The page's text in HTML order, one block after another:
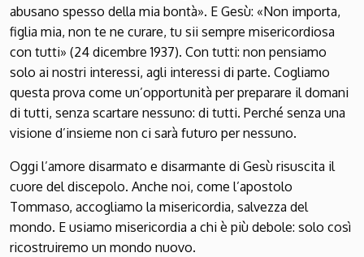
abusano spesso della mia bontà». E Gesù: «Non importa,
figlia mia, non te ne curare, tu sii sempre misericordiosa
con tutti» (24 dicembre 1937). Con tutti: non pensiamo
solo ai nostri interessi, agli interessi di parte. Cogliamo
questa prova come un’opportunità per preparare il domani
di tutti, senza scartare nessuno: di tutti. Perché senza una
visione d’insieme non ci sarà futuro per nessuno.
Oggi l’amore disarmato e disarmante di Gesù risuscita il
cuore del discepolo. Anche noi, come l’apostolo
Tommaso, accogliamo la misericordia, salvezza del
mondo. E usiamo misericordia a chi è più debole: solo così
ricostruiremo un mondo nuovo.